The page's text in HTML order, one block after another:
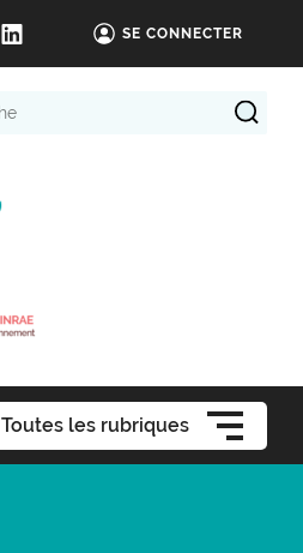
SE CONNECTER
Toutes les rubriques